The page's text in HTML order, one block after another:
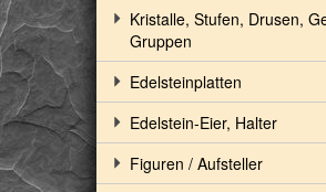
Kristalle, Stufen, Drusen,
Gruppen
Edelsteinplatten
Edelstein-Eier, Halter
Figuren / Aufsteller